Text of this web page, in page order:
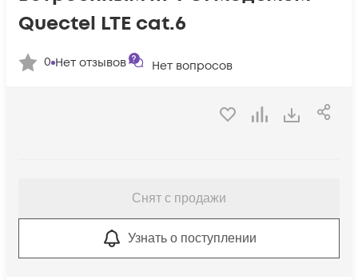
Quectel LTE cat.6
0 Нет отзывов Нет вопросов
Снят с продажи
Узнать о поступлении